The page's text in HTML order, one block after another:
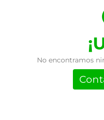
No encontramos